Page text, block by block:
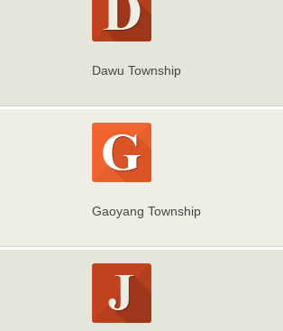
Dawu Township
Gaoyang Township